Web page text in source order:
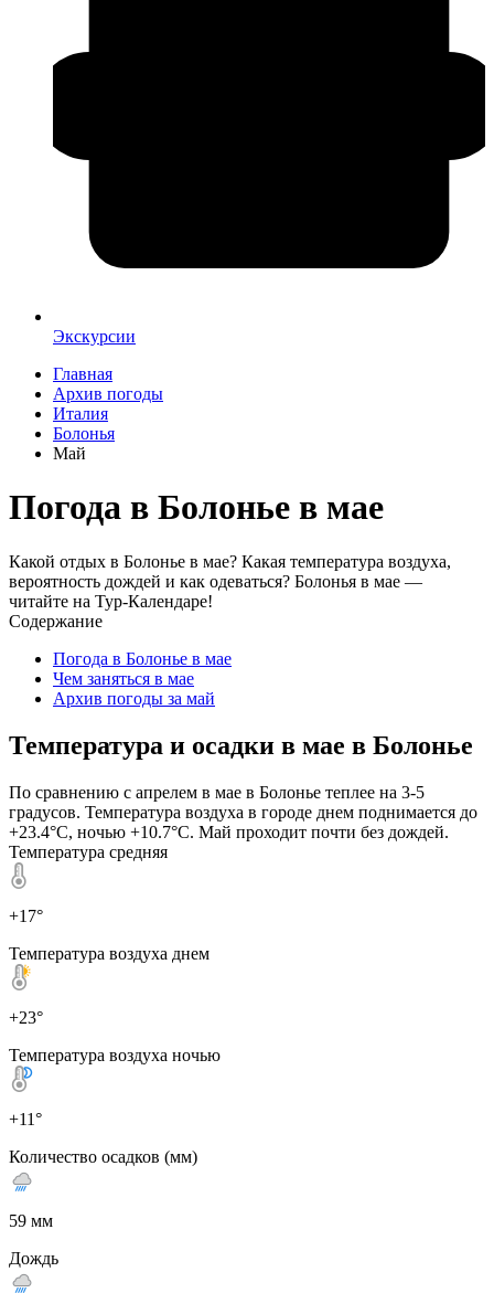
Экскурсии
Главная
Архив погоды
Италия
Болонья
Май
Погода в Болонье в мае
Какой отдых в Болонье в мае? Какая температура воздуха,
вероятность дождей и как одеваться? Болонья в мае —
читайте на Тур-Календаре!
Содержание
Погода в Болонье в мае
Чем заняться в мае
Архив погоды за май
Температура и осадки в мае в Болонье
По сравнению с апрелем в мае в Болонье теплее на 3-5
градусов. Температура воздуха в городе днем поднимается до
+23.4°C, ночью +10.7°C. Май проходит почти без дождей.
Температура средняя
+17°
Температура воздуха днем
+23°
Температура воздуха ночью
+11°
Количество осадков (мм)
59 мм
Дождь